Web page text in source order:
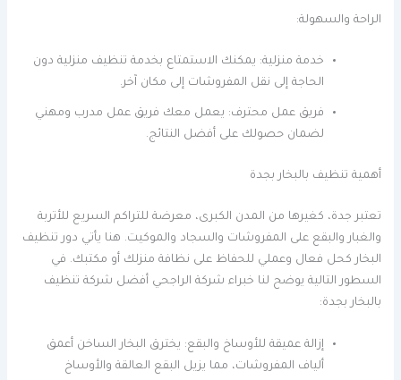
الراحة والسهولة:
خدمة منزلية: يمكنك الاستمتاع بخدمة تنظيف منزلية دون
الحاجة إلى نقل المفروشات إلى مكان آخر.
فريق عمل محترف: يعمل معك فريق عمل مدرب ومهني
لضمان حصولك على أفضل النتائج.
أهمية تنظيف بالبخار بجدة
تعتبر جدة، كغيرها من المدن الكبرى، معرضة للتراكم السريع للأتربة
والغبار والبقع على المفروشات والسجاد والموكيت. هنا يأتي دور تنظيف
البخار كحل فعال وعملي للحفاظ على نظافة منزلك أو مكتبك. في
السطور التالية يوضح لنا خبراء شركة الراجحي أفضل شركة تنظيف
بالبخار بجدة:
إزالة عميقة للأوساخ والبقع: يخترق البخار الساخن أعمق
ألياف المفروشات، مما يزيل البقع العالقة والأوساخ